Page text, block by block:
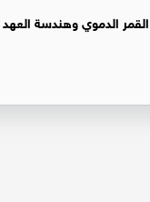
القمر الدموي وهندسة العهد